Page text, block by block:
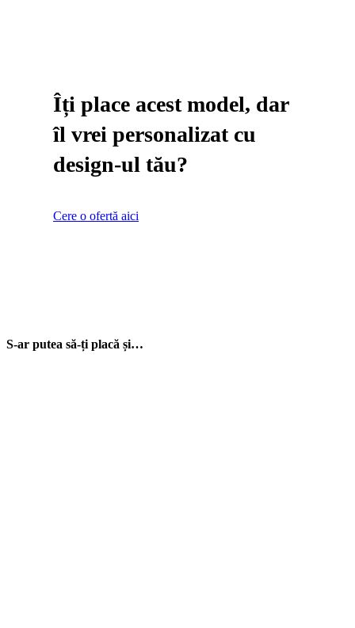
Îți place acest model, dar
îl vrei personalizat cu
design-ul tău?
Cere o ofertă aici
S-ar putea să-ți placă și…